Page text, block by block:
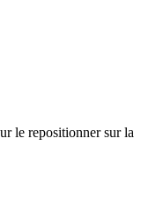
le repositionner sur la